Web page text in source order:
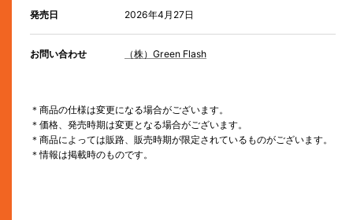
発売日 2026年4月27日
お問い合わせ （株）Green Flash
＊商品の仕様は変更になる場合がございます。
＊価格、発売時期は変更となる場合がございます。
＊商品によっては販路、販売時期が限定されているものがございます。
＊情報は掲載時のものです。